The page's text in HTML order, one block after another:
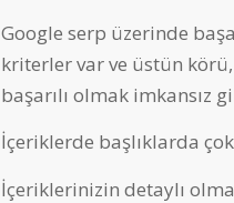
Google serp üzerinde
kriterler var ve üstün
başarılı olmak imkansız
İçeriklerde başlıklarda
İçeriklerinizin detaylı